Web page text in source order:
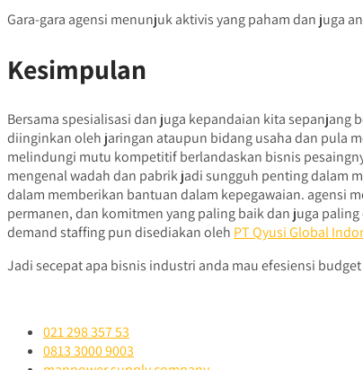
Gara-gara agensi menunjuk aktivis yang paham dan juga
Kesimpulan
Bersama spesialisasi dan juga kepandaian kita
diinginkan oleh jaringan ataupun bidang usaha dan pula
melindungi mutu kompetitif berlandaskan bisnis
mengenal wadah dan pabrik jadi sungguh penting dalam
dalam memberikan bantuan dalam kepegawaian. agensi
permanen, dan komitmen yang paling baik dan juga
demand staffing pun disediakan oleh PT Qyusi Global
Jadi secepat apa bisnis industri anda mau efesiensi
021 298 357 53
0813 3000 9003